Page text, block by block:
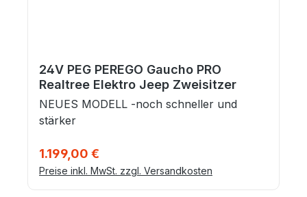
24V PEG PEREGO Gaucho PRO
Realtree Elektro Jeep Zweisitzer
NEUES MODELL -noch schneller und
stärker
1.199,00 €
Preise inkl. MwSt. zzgl. Versandkosten